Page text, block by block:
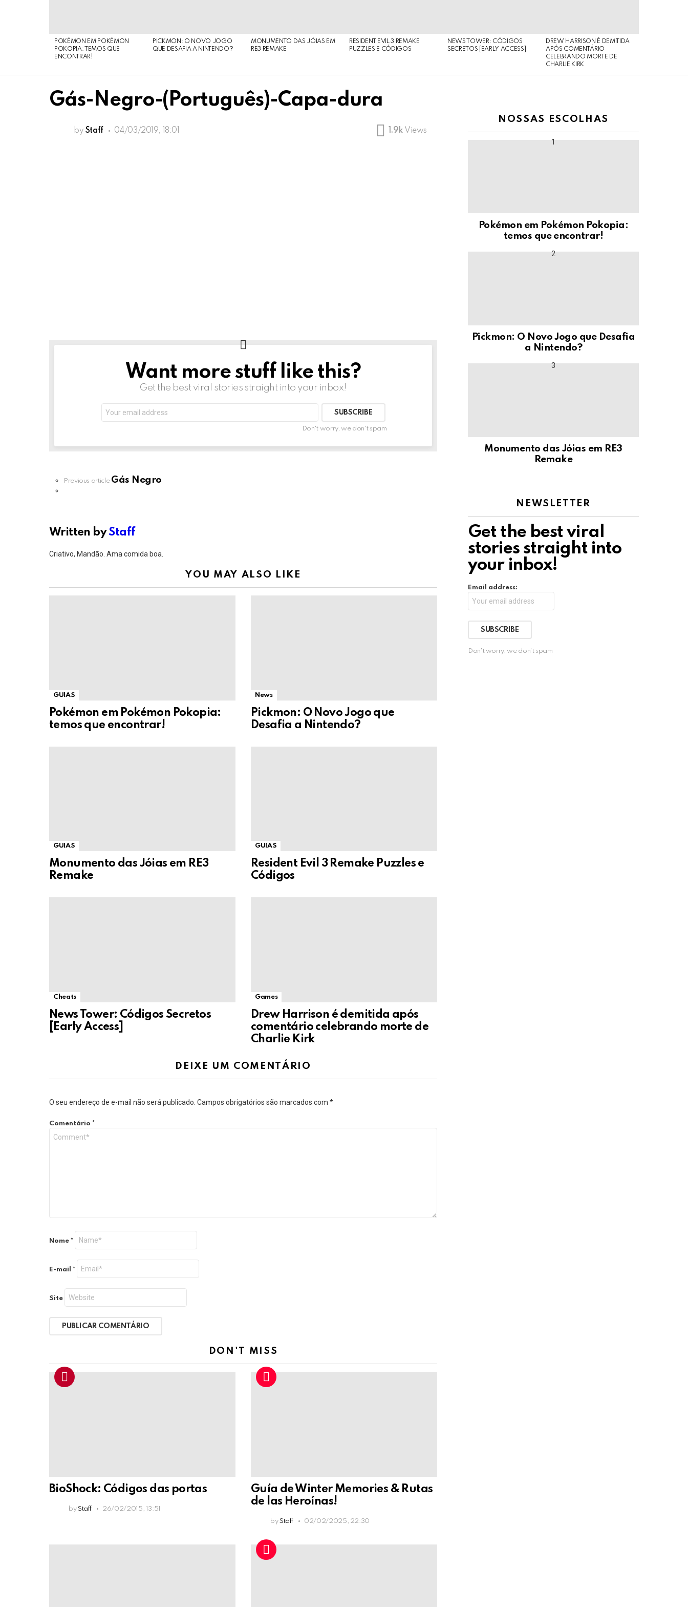
POKÉMON EM POKÉMON
POKOPIA: TEMOS QUE
ENCONTRAR!
PICKMON: O NOVO JOGO
QUE DESAFIA A NINTENDO?
MONUMENTO DAS JÓIAS EM
RE3 REMAKE
RESIDENT EVIL 3 REMAKE
PUZZLES E CÓDIGOS
NEWS TOWER: CÓDIGOS
SECRETOS [EARLY ACCESS]
DREW HARRISON É DEMITIDA
APÓS COMENTÁRIO
CELEBRANDO MORTE DE
CHARLIE KIRK
Gás-Negro-(Português)-Capa-dura
by Staff 04/03/2019, 18:01 1.9k Views
NEWSLETTERWant more stuff like this?
Get the best viral stories straight into your inbox!
address:
Don't worry, we don't spam
See
more
Previous article Gás Negro
Written byStaff
Criativo, Mandão. Ama comida boa.
YOU MAY ALSO LIKE
GUIAS
Pokémon em Pokémon Pokopia:
temos que encontrar!
News
Pickmon: O Novo Jogo que
Desafia a Nintendo?
GUIAS
Monumento das Jóias em RE3
Remake
GUIAS
Resident Evil 3 Remake Puzzles e
Códigos
Cheats
News Tower: Códigos Secretos
[Early Access]
Games
Drew Harrison é demitida após
comentário celebrando morte de
Charlie Kirk
DEIXE UM COMENTÁRIO
O seu endereço de e-mail não será publicado. Campos obrigatórios são marcados com *
Comentário *
Nome *
E-mail *
Site
DON'T MISS
BioShock: Códigos das portas
by Staff 26/02/2015, 13:51
Guía de Winter Memories & Rutas
de las Heroínas!
by Staff 02/02/2025, 22:30
NOSSAS ESCOLHAS
Pokémon em Pokémon Pokopia:
temos que encontrar!
Pickmon: O Novo Jogo que Desafia
a Nintendo?
Monumento das Jóias em RE3
Remake
NEWSLETTER
Get the best viral
stories straight into
your inbox!
Email address:
Don't worry, we don't spam